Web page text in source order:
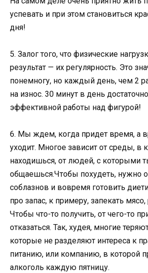
успевать и при этом становиться
дня!
5. Залог того, что физические
результат — их регулярность. Это
понемногу, но каждый день, чем 2
на износ. 30 минут в день
эффективной работы над фигурой!
6. Мы ждем, когда придет время, а
уходит. Многое зависит от среды, в
находишься, от людей, с которыми
общаешься.Чтобы похудеть, нужно
соблазнов и вовремя готовить
про запас, к примеру, запекать
Чтобы что-то получить, от чего-то
отказаться. Так, худея, многие
которые не разделяют интереса к
питанию, или компанию, в которой
алкоголь каждую пятницу.